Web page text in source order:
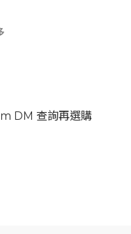
DM 查詢再選購